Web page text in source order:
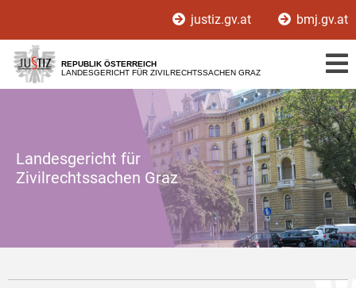
[1]
[2]
justiz.gv.at bmj.gv.at
REPUBLIK ÖSTERREICH
LANDESGERICHT FÜR ZIVILRECHTSSACHEN GRAZ
Landesgericht für
Zivilrechtssachen Graz